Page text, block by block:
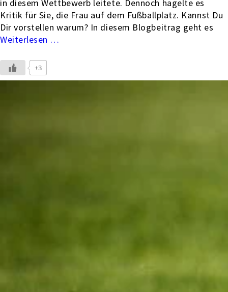
in diesem Wettbewerb leitete. Dennoch hagelte es
Kritik für Sie, die Frau auf dem Fußballplatz. Kannst Du
Dir vorstellen warum? In diesem Blogbeitrag geht es
…
+3